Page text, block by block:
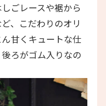
ごレースや裾から
、こだわりのオリ
甘くキュートな仕
ろがゴム入りなの